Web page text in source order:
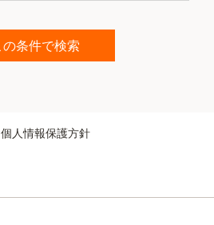
個人情報保護方針